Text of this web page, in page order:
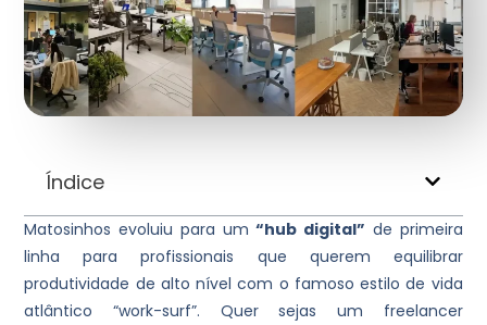
Índice
Matosinhos evoluiu para um“hub digital” de primeira
linha para profissionais que querem equilibrar
produtividade de alto nível com o famoso estilo de vida
atlântico “work-surf”. Quer sejas um freelancer